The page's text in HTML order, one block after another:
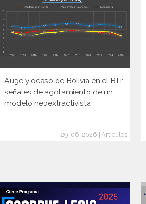
Auge y ocaso de Bolivia en el BTI:
señales de agotamiento de un
modelo neoextractivista
29-06-2026 | Artículos